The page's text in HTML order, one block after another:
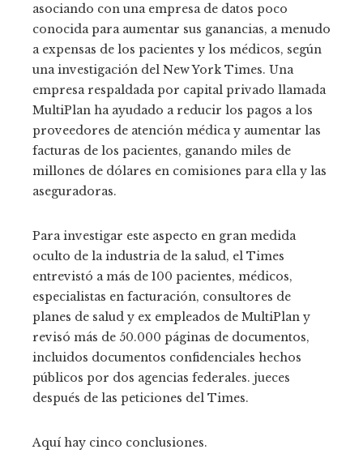
asociando con una empresa de datos poco
conocida para aumentar sus ganancias, a menudo
a expensas de los pacientes y los médicos, según
una investigación del New York Times. Una
empresa respaldada por capital privado llamada
MultiPlan ha ayudado a reducir los pagos a los
proveedores de atención médica y aumentar las
facturas de los pacientes, ganando miles de
millones de dólares en comisiones para ella y las
aseguradoras.
Para investigar este aspecto en gran medida
oculto de la industria de la salud, el Times
entrevistó a más de 100 pacientes, médicos,
especialistas en facturación, consultores de
planes de salud y ex empleados de MultiPlan y
revisó más de 50.000 páginas de documentos,
incluidos documentos confidenciales hechos
públicos por dos agencias federales. jueces
después de las peticiones del Times.
Aquí hay cinco conclusiones.